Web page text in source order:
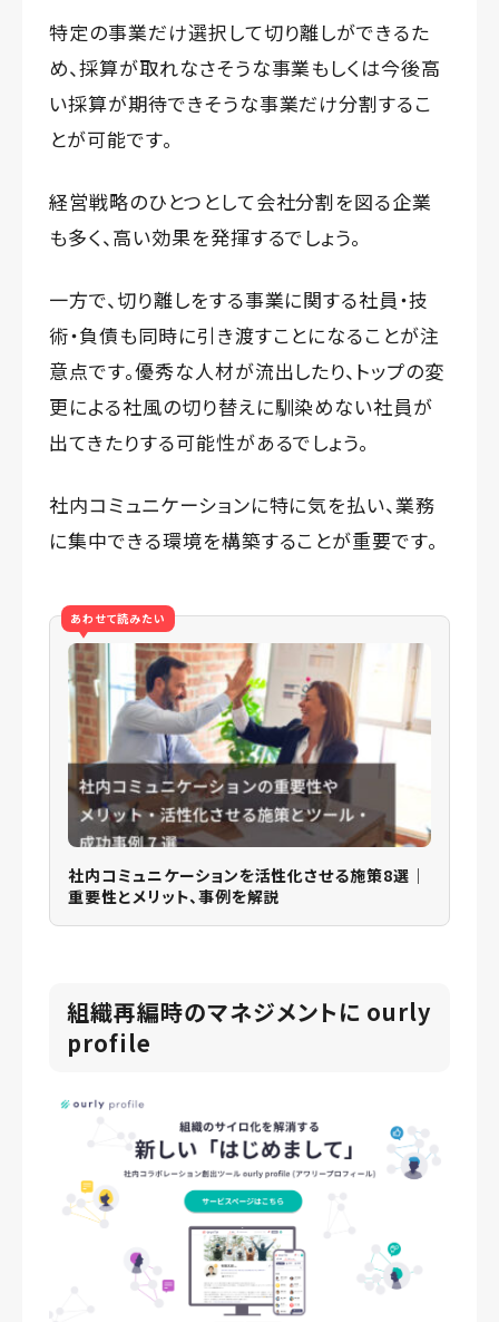
特定の事業だけ選択して切り離しができるた
め、採算が取れなさそうな事業もしくは今後高
い採算が期待できそうな事業だけ分割するこ
とが可能です。
経営戦略のひとつとして会社分割を図る企業
も多く、高い効果を発揮するでしょう。
一方で、切り離しをする事業に関する社員・技
術・負債も同時に引き渡すことになることが注
意点です。優秀な人材が流出したり、トップの変
更による社風の切り替えに馴染めない社員が
出てきたりする可能性があるでしょう。
社内コミュニケーションに特に気を払い、業務
に集中できる環境を構築することが重要です。
あわせて読みたい
社内コミュニケーションを活性化させる施策8選｜
重要性とメリット、事例を解説
組織再編時のマネジメントに ourly
profile